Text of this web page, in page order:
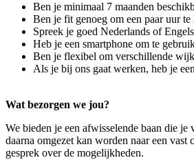
Ben je minimaal 7 maanden
Ben je fit genoeg om een paar uur
Spreek je goed Nederlands of
Heb je een smartphone om te
Ben je flexibel om verschillende
Als je bij ons gaat werken, heb je
Wat bezorgen we jou?
We bieden je een afwisselende baan die
daarna omgezet kan worden naar een
gesprek over de mogelijkheden.